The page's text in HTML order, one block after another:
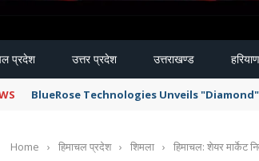
प्रदेश उत्तर प्रदेश उत्तराखण्ड
BlueRose Technologies Unveils
Home › हिमाचल प्रदेश › शिमला › हिमाचल: शेयर मार्केट